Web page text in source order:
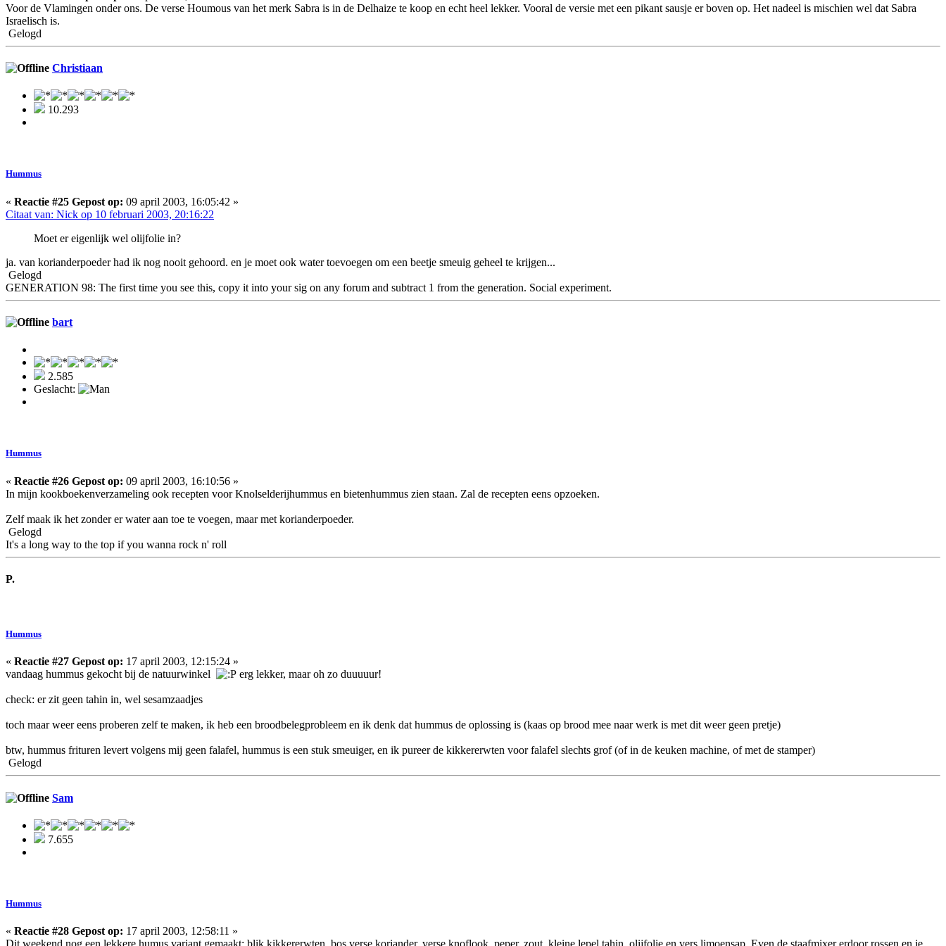
Voor de Vlamingen onder ons. De verse Houmous van het merk Sabra is in de Delhaize te koop en echt heel lekker. Vooral de versie met een pikant sausje er boven op. Het nadeel is mischien wel dat Sabra
Israelisch is.
Gelogd
Christiaan
10.293
Hummus
« Reactie #25 Gepost op: 09 april 2003, 16:05:42 »
Citaat van: Nick op 10 februari 2003, 20:16:22
Moet er eigenlijk wel olijfolie in?
ja. van korianderpoeder had ik nog nooit gehoord. en je moet ook water toevoegen om een beetje smeuig geheel te krijgen...
Gelogd
GENERATION 98: The first time you see this, copy it into your sig on any forum and subtract 1 from the generation. Social experiment.
bart
2.585
Geslacht:
Hummus
« Reactie #26 Gepost op: 09 april 2003, 16:10:56 »
In mijn kookboekenverzameling ook recepten voor Knolselderijhummus en bietenhummus zien staan. Zal de recepten eens opzoeken.
Zelf maak ik het zonder er water aan toe te voegen, maar met korianderpoeder.
Gelogd
It's a long way to the top if you wanna rock n' roll
P.
Hummus
« Reactie #27 Gepost op: 17 april 2003, 12:15:24 »
vandaag hummus gekocht bij de natuurwinkel
erg lekker, maar oh zo duuuuur!
check: er zit geen tahin in, wel sesamzaadjes
toch maar weer eens proberen zelf te maken, ik heb een broodbelegprobleem en ik denk dat hummus de oplossing is (kaas op brood mee naar werk is met dit weer geen pretje)
btw, hummus frituren levert volgens mij geen falafel, hummus is een stuk smeuiger, en ik pureer de kikkererwten voor falafel slechts grof (of in de keuken machine, of met de stamper)
Gelogd
Sam
7.655
Hummus
« Reactie #28 Gepost op: 17 april 2003, 12:58:11 »